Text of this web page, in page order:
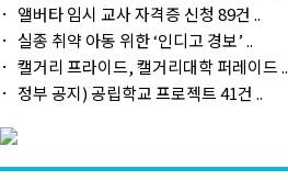
앨버타 임시 교사 자격증 신청 89건 ..
실종 취약 아동 위한 ‘인디고 경보’ ..
캘거리 프라이드, 캘거리대학 퍼레이드 ..
정부 공지) 공립학교 프로젝트 41건 ..